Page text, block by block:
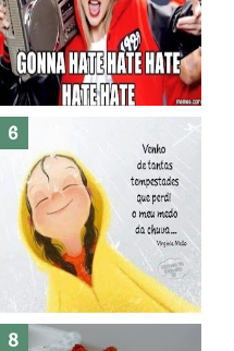
Posso congelar bolo ??
Haters, como surgiram?